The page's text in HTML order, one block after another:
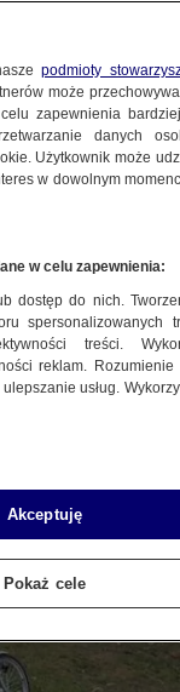
podmioty
może
zapewnienia
danych
Użytkownik może
w dowolnym
w celu zapewnienia:
dostęp do nich.
spersonalizowanych
treści.
reklam.
usług.
Akceptuję
Pokaż cele